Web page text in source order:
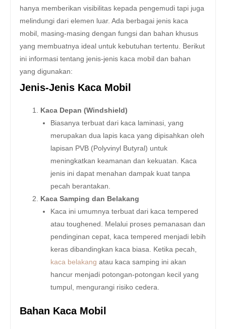
hanya memberikan visibilitas kepada pengemudi tapi juga
melindungi dari elemen luar. Ada berbagai jenis kaca
mobil, masing-masing dengan fungsi dan bahan khusus
yang membuatnya ideal untuk kebutuhan tertentu. Berikut
ini informasi tentang jenis-jenis kaca mobil dan bahan
yang digunakan:
Jenis-Jenis Kaca Mobil
Kaca Depan (Windshield)
Biasanya terbuat dari kaca laminasi, yang
merupakan dua lapis kaca yang dipisahkan oleh
lapisan PVB (Polyvinyl Butyral) untuk
meningkatkan keamanan dan kekuatan. Kaca
jenis ini dapat menahan dampak kuat tanpa
pecah berantakan.
Kaca Samping dan Belakang
Kaca ini umumnya terbuat dari kaca tempered
atau toughened. Melalui proses pemanasan dan
pendinginan cepat, kaca tempered menjadi lebih
keras dibandingkan kaca biasa. Ketika pecah,
kaca belakang atau kaca samping ini akan
hancur menjadi potongan-potongan kecil yang
tumpul, mengurangi risiko cedera.
Bahan Kaca Mobil